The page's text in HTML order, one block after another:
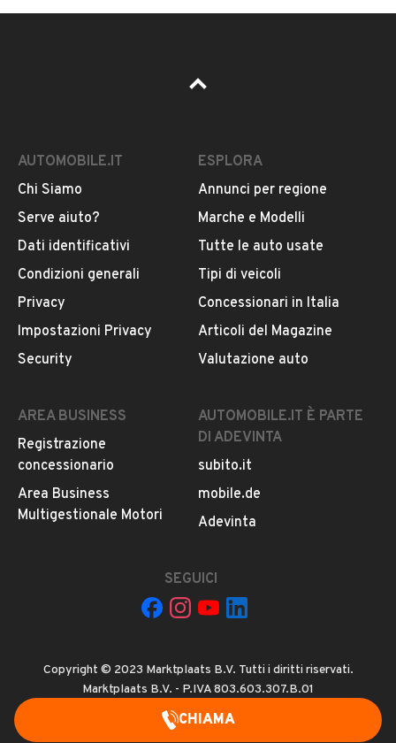
CHIAMA
AUTOMOBILE.IT
Chi Siamo
Serve aiuto?
Dati identificativi
Condizioni generali
Privacy
Impostazioni Privacy
Security
ESPLORA
Annunci per regione
Marche e Modelli
Tutte le auto usate
Tipi di veicoli
Concessionari in Italia
Articoli del Magazine
Valutazione auto
AREA BUSINESS
Registrazione
concessionario
Area Business
Multigestionale Motori
AUTOMOBILE.IT È PARTE
DI ADEVINTA
subito.it
mobile.de
Adevinta
SEGUICI
Copyright © 2023 Marktplaats B.V. Tutti i diritti riservati.
Marktplaats B.V. - P.IVA 803.603.307.B.01